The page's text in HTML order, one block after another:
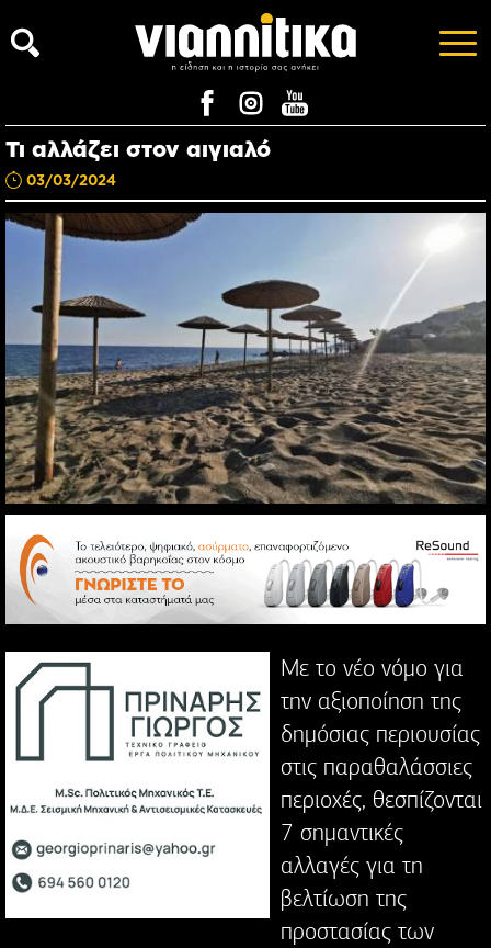
Τι αλλάζει στον αιγιαλό
03/03/2024
Με το νέο νόμο για
την αξιοποίηση της
δημόσιας περιουσίας
στις παραθαλάσσιες
περιοχές, θεσπίζονται
7 σημαντικές
αλλαγές για τη
βελτίωση της
προστασίας των